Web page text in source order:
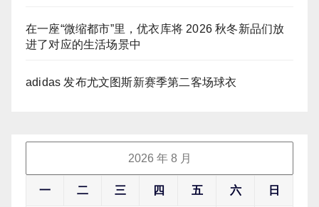
在一座“微缩都市”里，优衣库将 2026 秋冬新品们放
进了对应的生活场景中
adidas 发布尤文图斯新赛季第二客场球衣
2026 年 8 月
一 二 三 四 五 六 日